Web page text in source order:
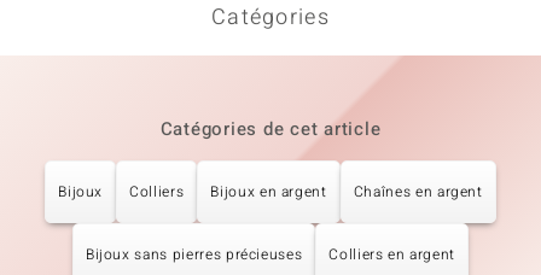
Catégories
Catégories de cet article
Bijoux Colliers Bijoux en argent Chaînes en argent
Bijoux sans pierres précieuses Colliers en argent